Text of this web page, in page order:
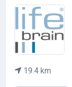
19.4 km